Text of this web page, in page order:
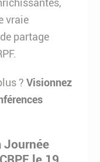
vraie
partage
?Visionnez
Journée